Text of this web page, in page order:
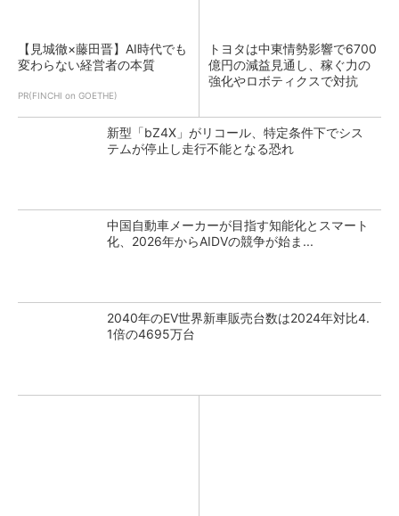
【見城徹×藤田晋】AI時代でも
変わらない経営者の本質
PR(FINCHI on GOETHE)
トヨタは中東情勢影響で6700
億円の減益見通し、稼ぐ力の
強化やロボティクスで対抗
新型「bZ4X」がリコール、特定条件下でシス
テムが停止し走行不能となる恐れ
中国自動車メーカーが目指す知能化とスマート
化、2026年からAIDVの競争が始ま...
2040年のEV世界新車販売台数は2024年対比4.
1倍の4695万台